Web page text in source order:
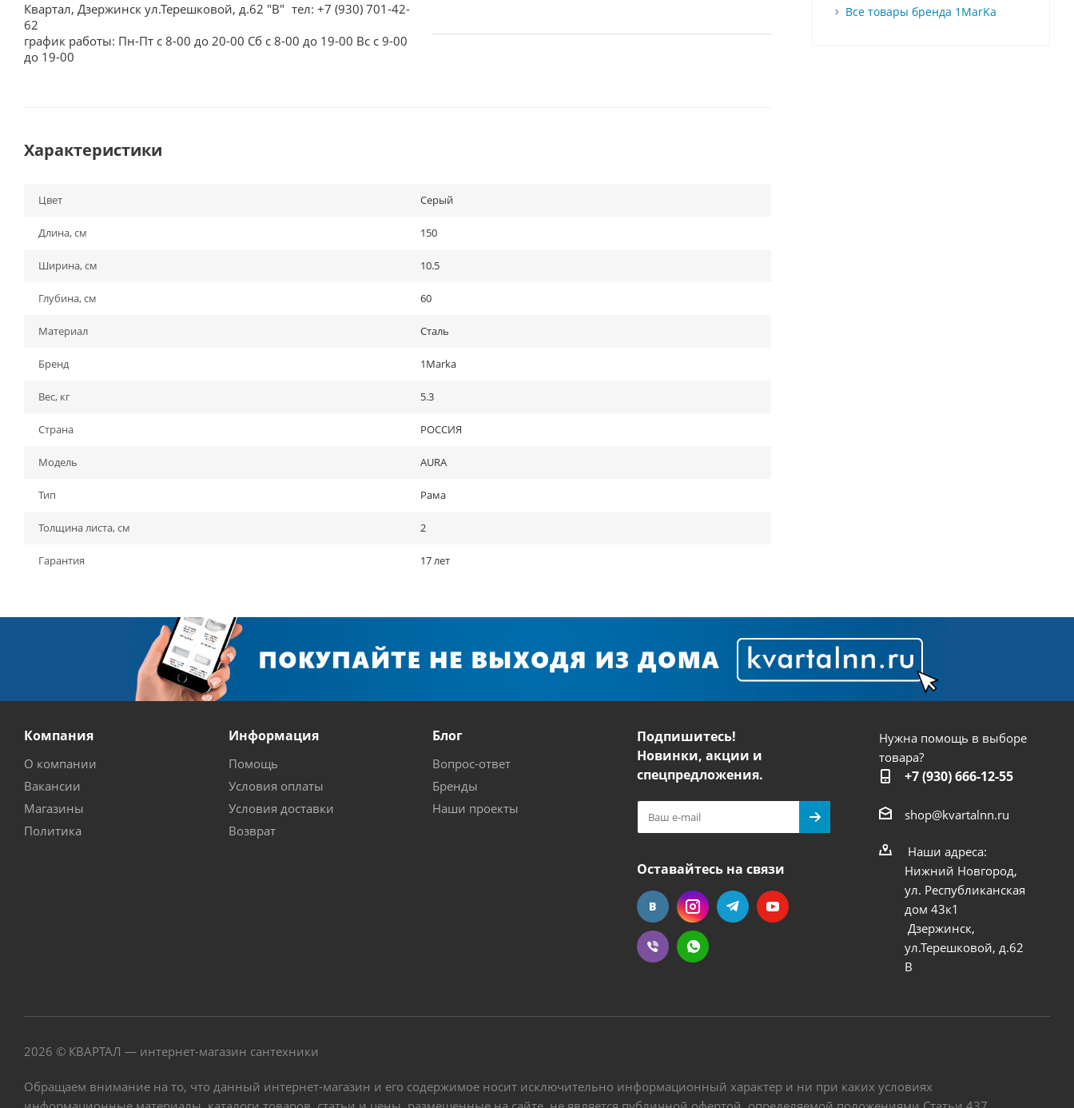
Квартал, Дзержинск ул.Терешковой, д.62 "В" тел: +7 (930) 701-42-
62
график работы: Пн-Пт с 8-00 до 20-00 Сб с 8-00 до 19-00 Вс с 9-00
до 19-00
Характеристики
Цвет Серый
Длина, см 150
Ширина, см 10.5
Глубина, см 60
Материал Сталь
Бренд 1Marka
Вес, кг 5.3
Страна РОССИЯ
Модель AURA
Тип Рама
Толщина листа, см 2
Гарантия 17 лет
Все товары бренда 1MarKa
Компания
О компании
Вакансии
Магазины
Политика
Информация
Помощь
Условия оплаты
Условия доставки
Возврат
Блог
Вопрос-ответ
Бренды
Наши проекты
Подпишитесь!
Новинки, акции и
спецпредложения.
Оставайтесь на связи
Нужна помощь в выборе
товара?
+7 (930) 666-12-55
shop@kvartalnn.ru
Наши адреса:
Нижний Новгород,
ул. Республиканская
дом 43к1
Дзержинск,
ул.Терешковой, д.62
В
2026 © КВАРТАЛ — интернет-магазин сантехники
Обращаем внимание на то, что данный интернет-магазин и его содержимое носит исключительно информационный характер и ни при каких условиях